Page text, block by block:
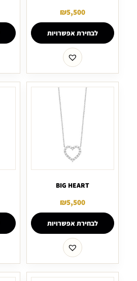
₪5,500
לבחירת אפשרויות
BIG HEART
₪5,500
לבחירת אפשרויות